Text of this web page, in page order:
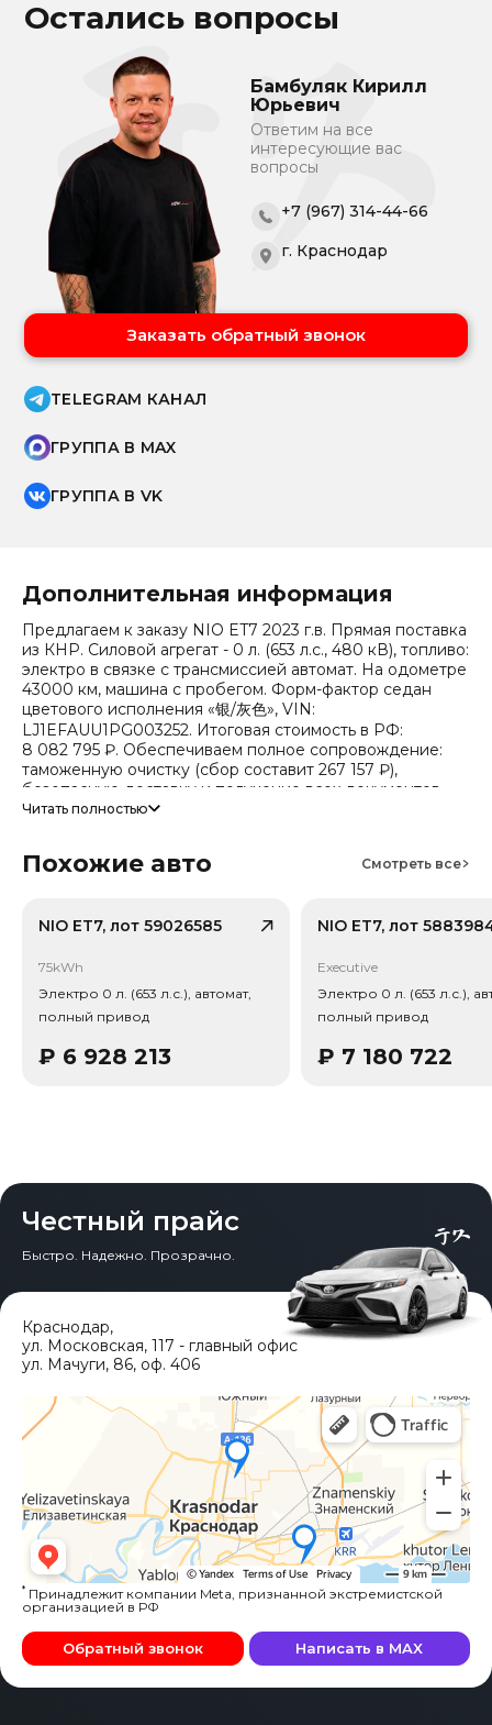
Остались вопросы
Бамбуляк Кирилл
Юрьевич
Ответим на все
интересующие вас
вопросы
+7 (967) 314-44-66
г. Краснодар
Заказать обратный звонок
TELEGRAM КАНАЛ
ГРУППА В MAX
ГРУППА В VK
Дополнительная информация
Предлагаем к заказу NIO ET7 2023 г.в. Прямая поставка
из КНР. Силовой агрегат - 0 л. (653 л.с., 480 кВ), топливо:
электро в связке с трансмиссией автомат. На одометре
43000 км, машина с пробегом. Форм-фактор седан
цветового исполнения «银/灰色», VIN:
LJ1EFAUU1PG003252. Итоговая стоимость в РФ:
8 082 795 ₽. Обеспечиваем полное сопровождение:
таможенную очистку (сбор составит 267 157 ₽),
безопасную доставку и получение всех документов.
дефектовку и точные сроки логистики. Работаем и
24 месяца — 1 436 328 ₽ (потеря в цене 14.8%).
Китая, без растаможки.
Тип привода: Полный привод (AWD).
Читать полностью
Похожие авто Смотреть все
NIO ET7, лот 59026585
75kWh
Электро 0 л. (653 л.с.), автомат,
полный привод
₽ 6 928 213
NIO ET7, лот
Executive
Электро 0 л. (653 л.с.),
полный привод
₽ 7 180 722
Честный прайс
Быстро. Надежно. Прозрачно.
Краснодар,
ул. Московская, 117 - главный офис
ул. Мачуги, 86, оф. 406
* Принадлежит компании Meta, признанной экстремистской
организацией в РФ
Обратный звонок Написать в MAX